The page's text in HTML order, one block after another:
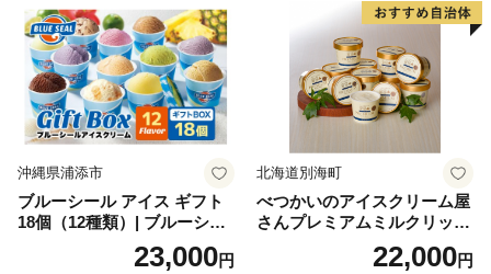
沖縄県浦添市
ブルーシール アイス ギフト
18個（12種類）| ブルーシー
ルアイス ブルーシールアイ
スクリーム 着日指定可能 送
23,000円
北海道別海町
べつかいのアイスクリーム屋
さんプレミアムミルクリッチ
12個（AP-01）（ 北海道アイ
ス 北海道産アイス アイス ア
22,000円